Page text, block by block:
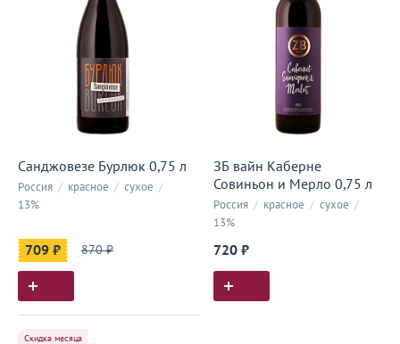
Санджовезе Бурлюк 0,75 л
Россия / красное / сухое /
13%
709 ₽ 870 ₽
ЗБ вайн Каберне
Совиньон и Мерло 0,75 л
Россия / красное / сухое /
13%
720 ₽
Скидка месяца